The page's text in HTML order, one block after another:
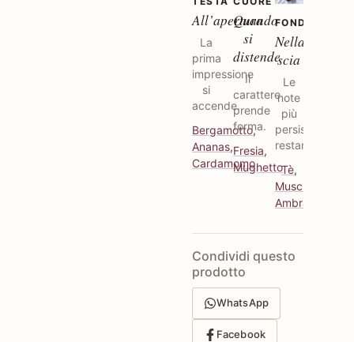
All’apertura
La
prima
impressione
si
accende.
Bergamotto,
Ananas,
Cardamomo
Quando
si
distende
Il
carattere
prende
forma.
Fresia,
Mughetto
FONDO
Nella
scia
Le
note
più
persistenti
restano.
Tè,
Muschiato
Ambrato
Condividi questo
prodotto
WhatsApp
Facebook